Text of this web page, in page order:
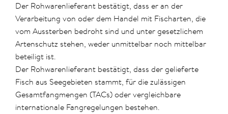
Der Rohwarenlieferant bestätigt, dass er an der
Verarbeitung von oder dem Handel mit Fischarten, die
vom Aussterben bedroht sind und unter gesetzlichem
Artenschutz stehen, weder unmittelbar noch mittelbar
beteiligt ist.
Der Rohwarenlieferant bestätigt, dass der gelieferte
Fisch aus Seegebieten stammt, für die zulässigen
Gesamtfangmengen (TACs) oder vergleichbare
internationale Fangregelungen bestehen.